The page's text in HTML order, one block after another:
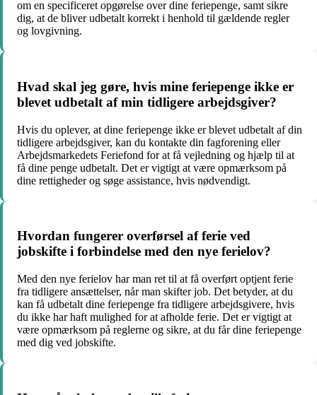
om en specificeret opgørelse over dine feriepenge, samt sikre
dig, at de bliver udbetalt korrekt i henhold til gældende regler
og lovgivning.
Hvad skal jeg gøre, hvis mine feriepenge ikke er
blevet udbetalt af min tidligere arbejdsgiver?
Hvis du oplever, at dine feriepenge ikke er blevet udbetalt af din
tidligere arbejdsgiver, kan du kontakte din fagforening eller
Arbejdsmarkedets Feriefond for at få vejledning og hjælp til at
få dine penge udbetalt. Det er vigtigt at være opmærksom på
dine rettigheder og søge assistance, hvis nødvendigt.
Hvordan fungerer overførsel af ferie ved
jobskifte i forbindelse med den nye ferielov?
Med den nye ferielov har man ret til at få overført optjent ferie
fra tidligere ansættelser, når man skifter job. Det betyder, at du
kan få udbetalt dine feriepenge fra tidligere arbejdsgivere, hvis
du ikke har haft mulighed for at afholde ferie. Det er vigtigt at
være opmærksom på reglerne og sikre, at du får dine feriepenge
med dig ved jobskifte.